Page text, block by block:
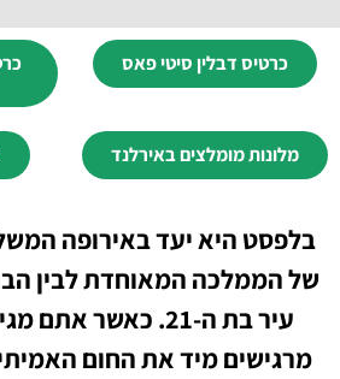
כרטיס דבלין סיטי פאס
מלונות מומלצים באירלנד
בלפסט היא יעד באירופה
של הממלכה המאוחדת לבין
עיר בת ה-21. כאשר
מרגישים מיד את החום